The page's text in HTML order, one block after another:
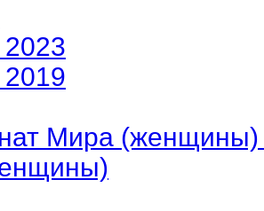
Мира (женщины)